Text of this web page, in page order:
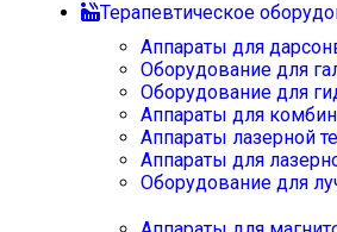
Терапевтическое
Аппараты для
Оборудование для
Оборудование для
Аппараты для
Аппараты лазерной
Аппараты для
Оборудование для